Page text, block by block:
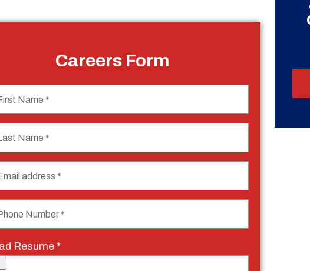
Careers Form
Resume *